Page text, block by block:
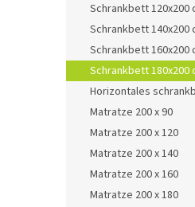
Schrankbett 120x200
Schrankbett 140x200
Schrankbett 160x200
Schrankbett 180x200
Horizontales
Matratze 200 x 90
Matratze 200 x 120
Matratze 200 x 140
Matratze 200 x 160
Matratze 200 x 180